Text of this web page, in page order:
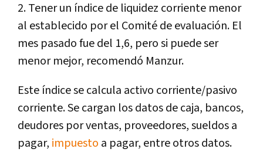
2. Tener un índice de liquidez corriente menor
al establecido por el Comité de evaluación. El
mes pasado fue del 1,6, pero si puede ser
menor mejor, recomendó Manzur.
Este índice se calcula activo corriente/pasivo
corriente. Se cargan los datos de caja, bancos,
deudores por ventas, proveedores, sueldos a
pagar, impuesto a pagar, entre otros datos.